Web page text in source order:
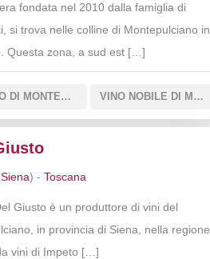
fondata nel 2010 dalla famiglia di
si trova nelle colline di Montepulciano in
Questa zona, a sud est […]
ROSSO DI MONTEPULCIANO DOC VINO NOBILE DI MONTEPULCIANO DOCG
Siena) -Toscana
Giusto è un produttore di vini del
in provincia di Siena, nella regione
vini di Impeto […]